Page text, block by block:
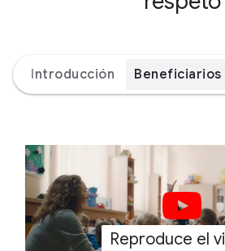
Introducción Beneficiarios
Reproduce el